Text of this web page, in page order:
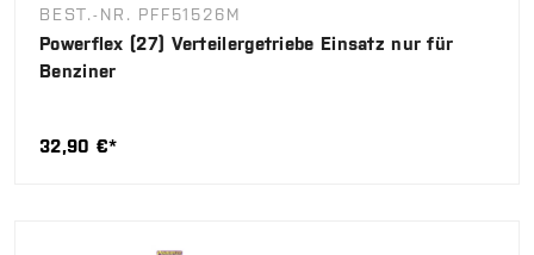
BEST.-NR. PFF51526M
Powerflex (27) Verteilergetriebe Einsatz nur für
Benziner
32,90 €*